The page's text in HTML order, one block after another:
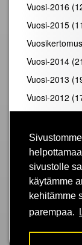
sivustolle
käytämme
kehitämme
parempaa.
Vuosi-2016
Vuosi-2015
Vuosikertomus
Vuosi-2014
Vuosi-2013
Vuosi-2012
Vuosi-2010
Vuosi-2009
Vuosi-2008
Vuosi-2007